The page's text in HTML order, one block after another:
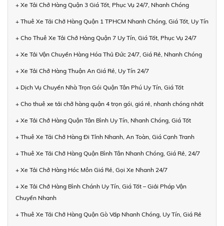
+ Xe Tải Chở Hàng Quận 3 Giá Tốt, Phục Vụ 24/7, Nhanh Chóng
+ Thuê Xe Tải Chở Hàng Quận 1 TPHCM Nhanh Chóng, Giá Tốt, Uy Tín
+ Cho Thuê Xe Tải Chở Hàng Quận 7 Uy Tín, Giá Tốt, Phục Vụ 24/7
+ Xe Tải Vận Chuyển Hàng Hóa Thủ Đức 24/7, Giá Rẻ, Nhanh Chóng
+ Xe Tải Chở Hàng Thuận An Giá Rẻ, Uy Tín 24/7
+ Dịch Vụ Chuyển Nhà Trọn Gói Quận Tân Phú Uy Tín, Giá Tốt
+ Cho thuê xe tải chở hàng quận 4 trọn gói, giá rẻ, nhanh chóng nhất
+ Xe Tải Chở Hàng Quận Tân Bình Uy Tín, Nhanh Chóng, Giá Tốt
+ Thuê Xe Tải Chở Hàng Đi Tỉnh Nhanh, An Toàn, Giá Cạnh Tranh
+ Thuê Xe Tải Chở Hàng Quận Bình Tân Nhanh Chóng, Giá Rẻ, 24/7
+ Xe Tải Chở Hàng Hóc Môn Giá Rẻ, Gọi Xe Nhanh 24/7
+ Xe Tải Chở Hàng Bình Chánh Uy Tín, Giá Tốt – Giải Pháp Vận
Chuyển Nhanh
+ Thuê Xe Tải Chở Hàng Quận Gò Vấp Nhanh Chóng, Uy Tín, Giá Rẻ